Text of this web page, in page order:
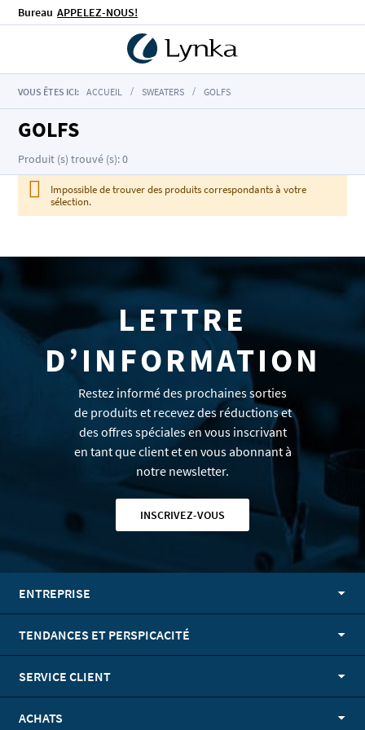
Bureau APPELEZ-NOUS!
VOUS ÊTES ICI: ACCUEIL SWEATERS GOLFS
GOLFS
Produit (s) trouvé (s): 0
Impossible de trouver des produits correspondants à votre
sélection.
LETTRE
D’INFORMATION
Restez informé des prochaines sorties
de produits et recevez des réductions et
des offres spéciales en vous inscrivant
en tant que client et en vous abonnant à
notre newsletter.
INSCRIVEZ-VOUS
ENTREPRISE
TENDANCES ET PERSPICACITÉ
SERVICE CLIENT
ACHATS